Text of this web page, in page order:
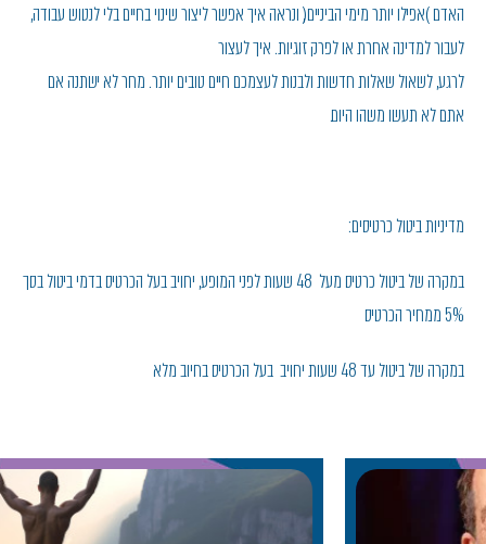
האדם )אפילו יותר מימי הביניים(, ונראה איך אפשר ליצור שינוי בחיים בלי לנטוש עבודה,
לעבור למדינה אחרת או לפרק זוגיות. איך לעצור
לרגע, לשאול שאלות חדשות ולבנות לעצמכם חיים טובים יותר. מחר לא ישתנה אם
אתם לא תעשו משהו היום.
מדיניות ביטול כרטיסים:
במקרה של ביטול כרטיס מעל 48 שעות לפני המופע, יחויב בעל הכרטיס בדמי ביטול בסך
5% ממחיר הכרטיס
במקרה של ביטול עד 48 שעות יחויב בעל הכרטיס בחיוב מלא